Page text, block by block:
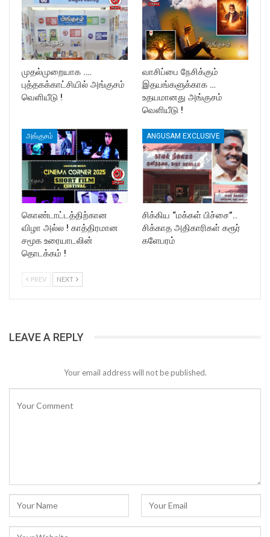
முதல்முறையாக .…
புத்தகக்காட்சியில் அங்குசம்
வெளியீடு !
வாசிப்பை நேசிக்கும்
இதயங்களுக்காக …
உதயமானது அங்குசம்
வெளியீடு !
அங்குசம்
கொண்டாட்டத்திற்கான
விழா அல்ல ! காத்திரமான
சமூக உரையாடலின்
தொடக்கம் !
ANGUSAM EXCLUSIVE
சிக்கிய “மக்கள் பிச்சை”..
சிக்காத அதிகாரிகள் கரூர்
களேபரம்
PREV NEXT
LEAVE A REPLY
Your email address will not be published.